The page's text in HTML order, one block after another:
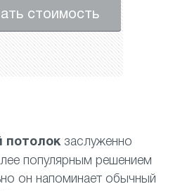
стоимость
потолок заслуженно
популярным решением
он напоминает обычный